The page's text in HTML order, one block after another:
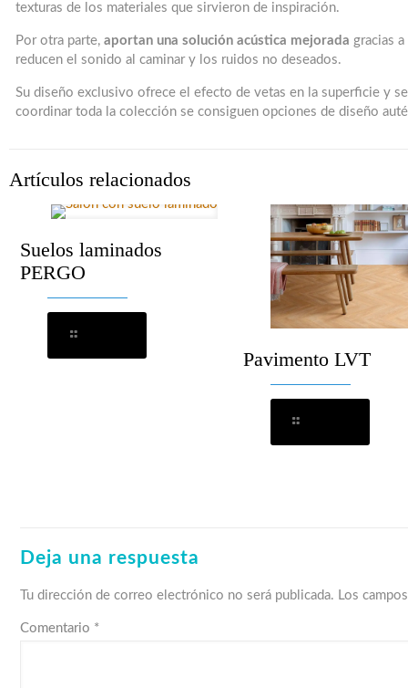
texturas de los materiales que sirvieron de inspiración.
Por otra parte,aportan una solución acústica mejorada gracias
reducen el sonido al caminar y los ruidos no deseados.
Su diseño exclusivo ofrece el efecto de vetas en la superficie y
coordinar toda la colección se consiguen opciones de diseño
Artículos relacionados
Suelos laminados
PERGO
Pavimento LVT
Deja una respuesta
Tu dirección de correo electrónico no será publicada. Los
Comentario *